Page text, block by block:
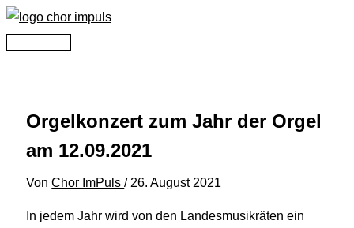
Zum
Inhalt
Hauptmenü
Orgelkonzert zum Jahr der Orgel
am 12.09.2021
VonChor ImPuls/ 26. August 2021
In jedem Jahr wird von den Landesmusikräten ein